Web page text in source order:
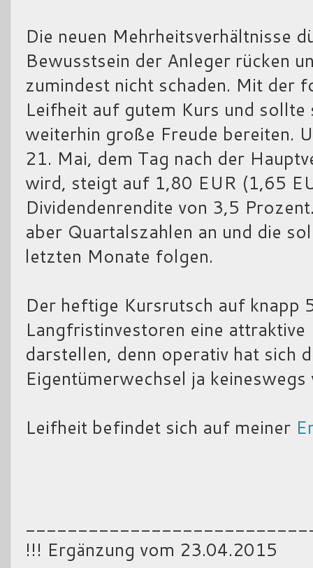
Die neuen Mehrheitsverhältnisse
Bewusstsein der Anleger rücken
zumindest nicht schaden. Mit der
Leifheit auf gutem Kurs und
weiterhin große Freude bereiten.
21. Mai, dem Tag nach der
wird, steigt auf 1,80 EUR (1,65
Dividendenrendite von 3,5
aber Quartalszahlen an und die
letzten Monate folgen.
Der heftige Kursrutsch auf knapp
Langfristinvestoren eine
darstellen, denn operativ hat sich
Eigentümerwechsel ja
Leifheit befindet sich auf meiner
!!! Ergänzung vom 23.04.2015